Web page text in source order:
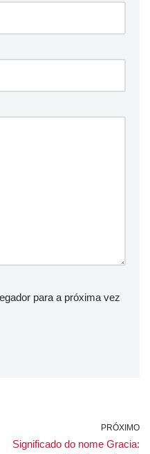
para a próxima vez
PRÓXIMO
Significado do nome Gracia: